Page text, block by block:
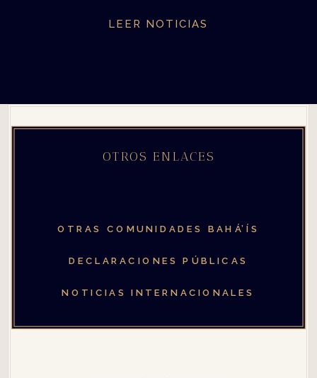
LEER NOTICIAS
OTROS ENLACES
OTRAS COMUNIDADESBAHÁ’ÍS
DECLARACIONES PÚBLICAS
NOTICIAS INTERNACIONALES